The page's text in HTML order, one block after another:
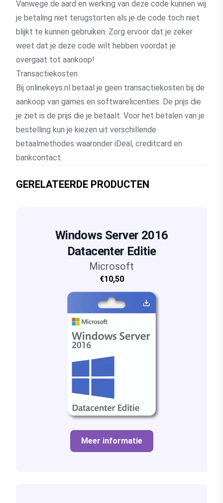
Vanwege de aard en werking van deze code kunnen wij
je betaling niet terugstorten als je de code toch niet
blijkt te kunnen gebruiken. Zorg ervoor dat je zeker
weet dat je deze code wilt hebben voordat je
overgaat tot aankoop!
Transactiekosten
Bij onlinekeys.nl betaal je geen transactiekosten bij de
aankoop van games en softwarelicenties. De prijs die
je ziet is de prijs die je betaalt. Voor het betalen van je
bestelling kun je kiezen uit verschillende
betaalmethodes waaronder iDeal, creditcard en
bankcontact.
GERELATEERDE PRODUCTEN
Windows Server 2016
Datacenter Editie
Microsoft
€10,50
Meer informatie